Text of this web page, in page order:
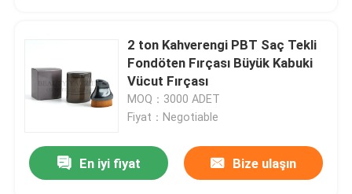
2 ton Kahverengi PBT Saç Tekli
Fondöten Fırçası Büyük Kabuki
Vücut Fırçası
MOQ：3000 ADET
Fiyat：Negotiable
En iyi fiyat Bize ulaşın